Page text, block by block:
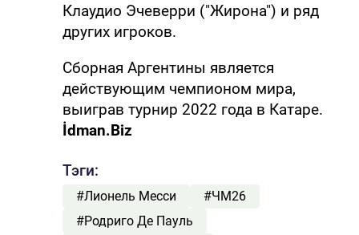
Клаудио Эчеверри ("Жирона") и ряд
других игроков.
Сборная Аргентины является
действующим чемпионом мира,
выиграв турнир 2022 года в Катаре.
İdman.Biz
Тэги:
#Лионель Месси
#ЧМ26
#Родриго Де Пауль